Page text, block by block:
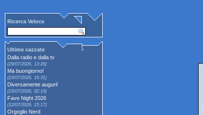
Ricerca Veloce
Ultime cazzate
Dalla radio e dalla tv
(29/07/2026, 13:26)
Ma buongiorno!
(23/07/2026, 16:31)
Diversamente auguri!
(23/07/2026, 02:19)
Fave Night 2026
(12/07/2026, 15:17)
Orgoglio Nerd